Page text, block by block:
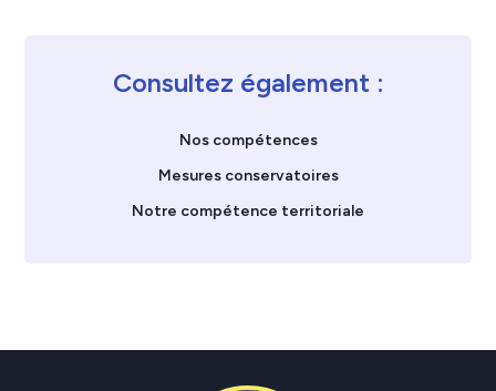
Consultez également :
Nos compétences
Mesures conservatoires
Notre compétence territoriale